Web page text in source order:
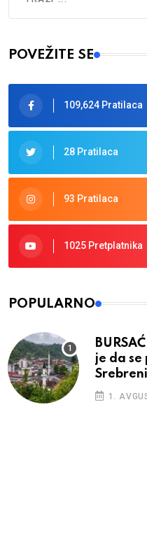
Type 2 or more characters
POVEŽITE SE
109,624 Pratilaca
28 Pratilaca
93 Pratilaca
1025 Pretplatnika
POPULARNO
je da se
1.